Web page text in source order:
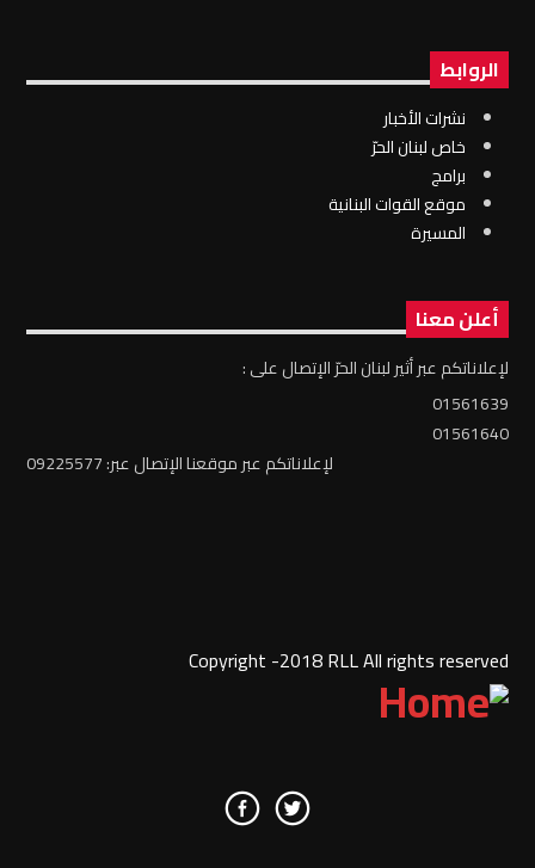
الروابط
نشرات الأخبار
خاص لبنان الحرّ
برامج
موقع القوات البنانية
المسيرة
أعلن معنا
لإعلاناتكم عبر أثير لبنان الحرّ الإتصال على :
01561639
01561640
لإعلاناتكم عبر موقعنا الإتصال عبر: 09225577
Copyright -2018 RLL All rights reserved